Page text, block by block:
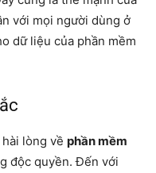
với mọi người dùng ở
dữ liệu của phần mềm
lòng về phần mềm
độc quyền. Đến với